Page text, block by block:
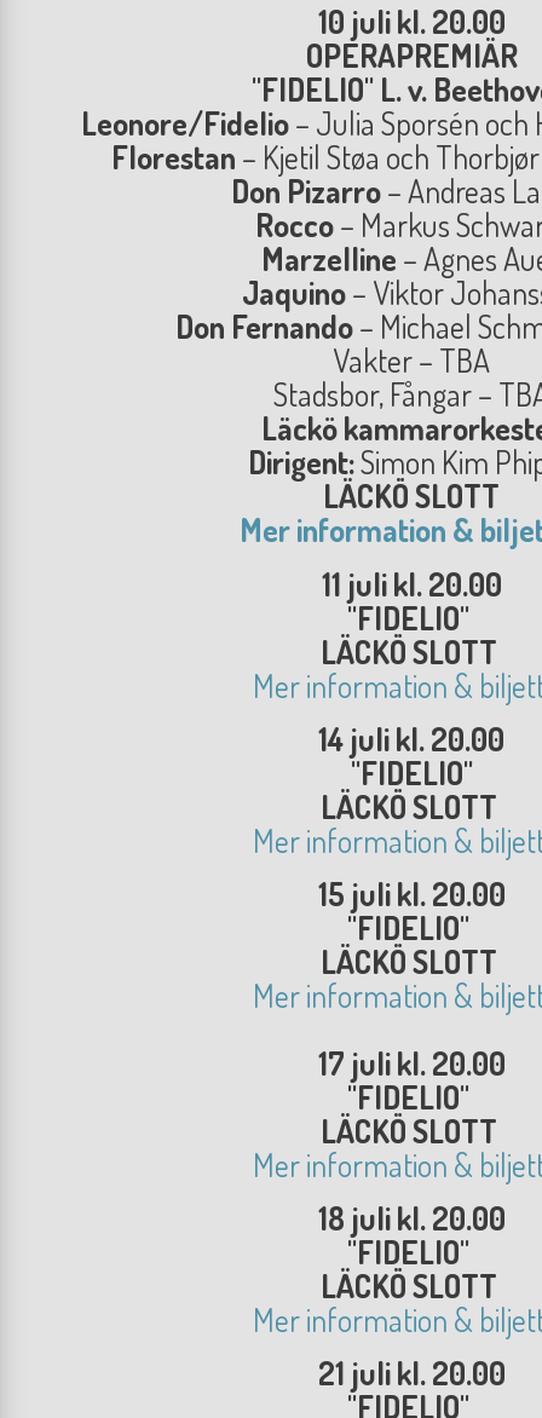
10 juli kl. 20.00
OPERAPREMIÄR
"FIDELIO" L. v.
Leonore/Fidelio– Julia Sporsén och
Florestan – Kjetil Støa och
Don Pizarro– Andreas
Rocco– Markus
Marzelline – Agnes
Jaquino– Viktor
Don Fernando– Michael
Vakter – TBA
Stadsbor, Fångar –
Läckö
Dirigent:Simon Kim
LÄCKÖ SLOTT
Mer information &
11 juli kl. 20.00
"FIDELIO"
LÄCKÖ SLOTT
Mer information &
14 juli kl. 20.00
"FIDELIO"
LÄCKÖ SLOTT
Mer information &
15 juli kl. 20.00
"FIDELIO"
LÄCKÖ SLOTT
Mer information &
17 juli kl. 20.00
"FIDELIO"
LÄCKÖ SLOTT
Mer information &
18 juli kl. 20.00
"FIDELIO"
LÄCKÖ SLOTT
Mer information &
21 juli kl. 20.00
"FIDELIO"